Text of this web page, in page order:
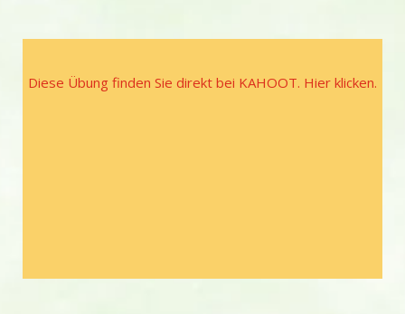
Diese Übung finden Sie direkt bei KAHOOT. Hier klicken.